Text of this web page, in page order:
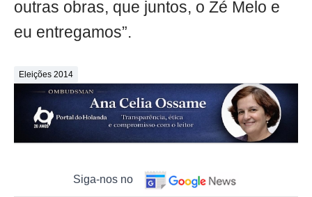
outras obras, que juntos, o Zé Melo e
eu entregamos”.
Eleições 2014
Siga-nos no